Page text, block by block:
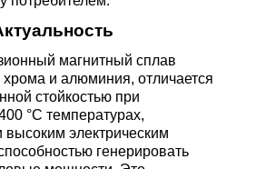
магнитный сплав
и алюминия, отличается
стойкостью при
°C температурах,
электрическим
генерировать